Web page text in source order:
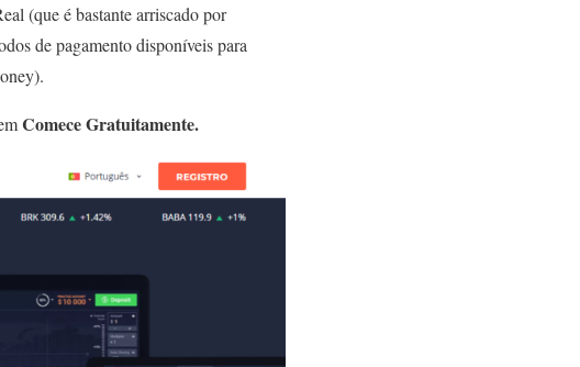
(que é bastante arriscado por
de pagamento disponíveis para
Comece Gratuitamente.